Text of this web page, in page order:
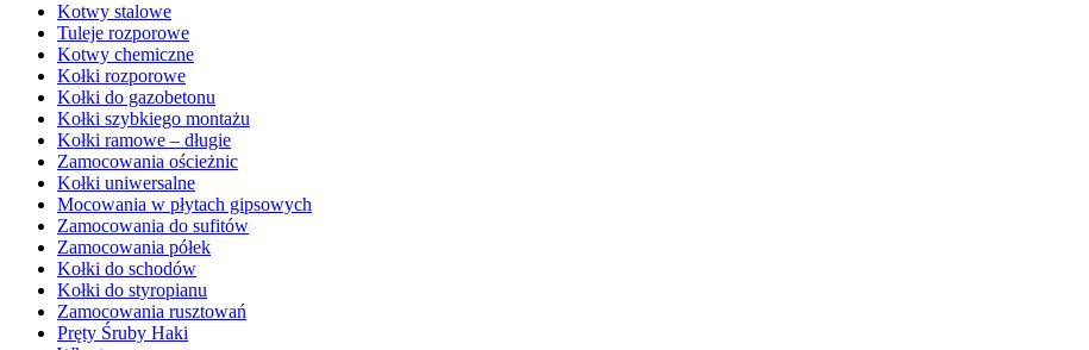
Kotwy stalowe
Tuleje rozporowe
Kotwy chemiczne
Kołki rozporowe
Kołki do gazobetonu
Kołki szybkiego montażu
Kołki ramowe – długie
Zamocowania ościeżnic
Kołki uniwersalne
Mocowania w płytach gipsowych
Zamocowania do sufitów
Zamocowania półek
Kołki do schodów
Kołki do styropianu
Zamocowania rusztowań
Pręty Śruby Haki